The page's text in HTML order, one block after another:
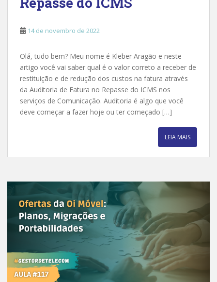
14 de novembro de 2022
Olá, tudo bem? Meu nome é Kleber Aragão e neste
artigo você vai saber qual é o valor correto a receber de
restituição e de redução dos custos na fatura através
da Auditoria de Fatura no Repasse do ICMS nos
serviços de Comunicação. Auditoria é algo que você
deve começar a fazer hoje ou ter começado […]
LEIA MAIS